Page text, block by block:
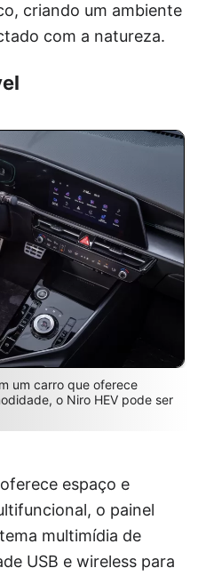
criando um ambiente
com a natureza.
um carro que oferece
o Niro HEV pode ser
espaço e
o painel
multimídia de
USB e wireless para